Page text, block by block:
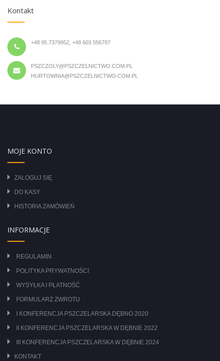
Kontakt
+48 95 7379952, +48 603 556787
PSZCZOLY@PSZCZELNICTWO.COM.PL
HURTOWNIA@PSZCZELNICTWO.COM.PL
MOJE KONTO
ZALOGUJ SIĘ
DO KASY
HISTORIA ZAMÓWIEŃ
INFORMACJE
REGULAMIN
POLITYKA PRYWATNOŚCI
WYSYŁKA I PŁATNOŚĆ
FORMULARZ ZWROTU
I KONFERENCJA PSZCZELARSKA DĘBNO 2020
II KONFERENCJA PSZCZELARSKA W DĘBNIE 2022
III KONFERENCJA PSZCZELARSKA W DĘBNIE 2024
KONTAKT